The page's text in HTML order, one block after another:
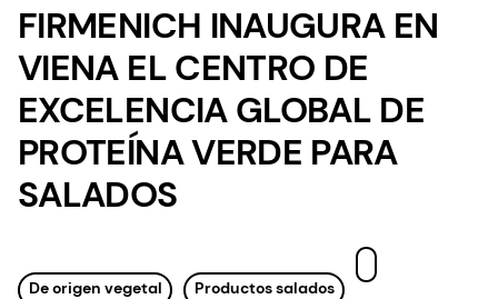
FIRMENICH INAUGURA EN
VIENA EL CENTRO DE
EXCELENCIA GLOBAL DE
PROTEÍNA VERDE PARA
SALADOS
De origen vegetal Productos salados